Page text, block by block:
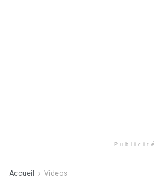
Publicité
Accueil Videos